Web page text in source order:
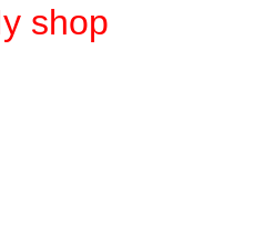
shop